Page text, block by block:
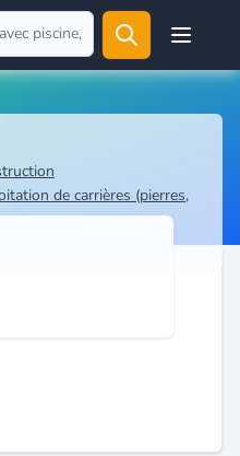
Open
de carrières (pierres,